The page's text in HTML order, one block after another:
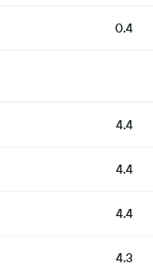
0.4
4.4
4.4
4.4
4.3